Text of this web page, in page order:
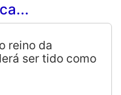
reino da
ser tido como